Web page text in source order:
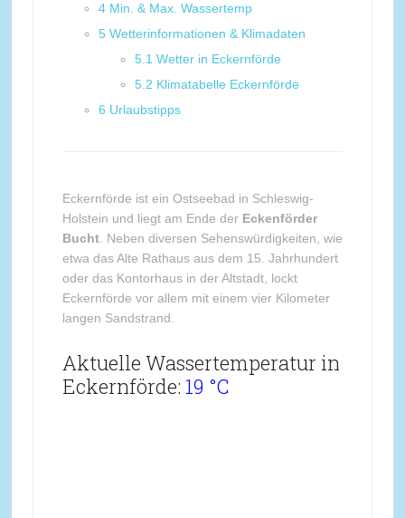
4 Min. & Max. Wassertemp
5 Wetterinformationen & Klimadaten
5.1 Wetter in Eckernförde
5.2 Klimatabelle Eckernförde
6 Urlaubstipps
Eckernförde ist ein Ostseebad in Schleswig-
Holstein und liegt am Ende der Eckenförder
Bucht. Neben diversen Sehenswürdigkeiten, wie
etwa das Alte Rathaus aus dem 15. Jahrhundert
oder das Kontorhaus in der Altstadt, lockt
Eckernförde vor allem mit einem vier Kilometer
langen Sandstrand.
Aktuelle Wassertemperatur in
Eckernförde: 19 °C